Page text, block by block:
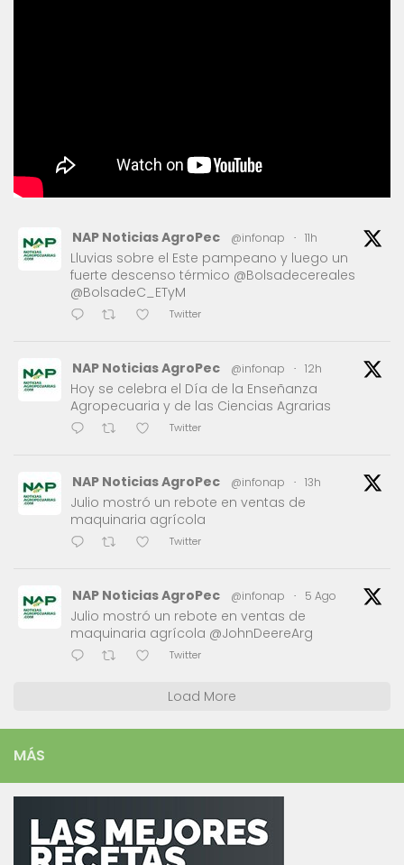
NAP Noticias AgroPec @infonap · 11h
Lluvias sobre el Este pampeano y luego un
fuerte descenso térmico @Bolsadecereales
@BolsadeC_ETyM
Twitter
NAP Noticias AgroPec @infonap · 12h
Hoy se celebra el Día de la Enseñanza
Agropecuaria y de las Ciencias Agrarias
Twitter
NAP Noticias AgroPec @infonap · 13h
Julio mostró un rebote en ventas de
maquinaria agrícola
Twitter
NAP Noticias AgroPec @infonap · 5 Ago
Julio mostró un rebote en ventas de
maquinaria agrícola @JohnDeereArg
Twitter
Load More
MÁS